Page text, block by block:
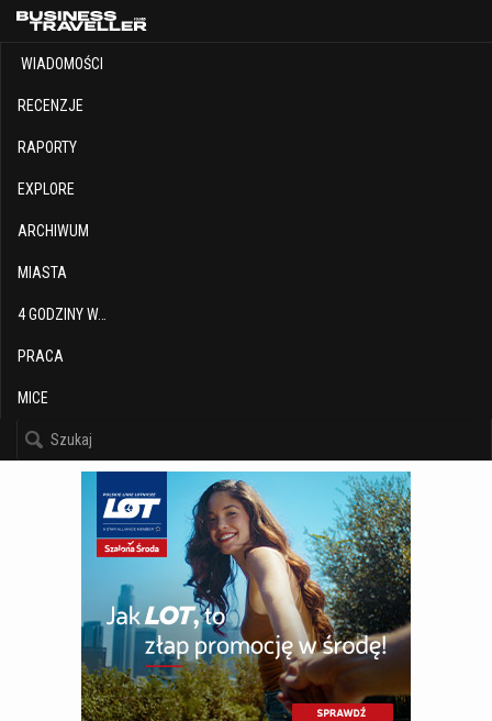
WIADOMOŚCI
RECENZJE
RAPORTY
EXPLORE
ARCHIWUM
MIASTA
4 GODZINY W…
PRACA
MICE